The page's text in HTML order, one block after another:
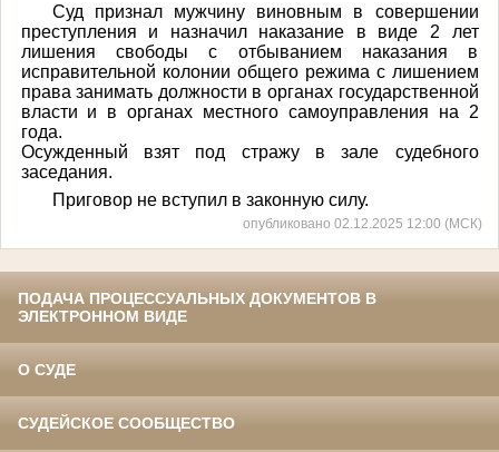
Суд признал мужчину виновным в совершении
преступления и назначил наказание в виде 2 лет
лишения свободы с отбыванием наказания в
исправительной колонии общего режима с лишением
права занимать должности в органах государственной
власти и в органах местного самоуправления на 2
года.
Осужденный взят под стражу в зале судебного
заседания.
Приговор не вступил в законную силу.
опубликовано 02.12.2025 12:00 (МСК)
ПОДАЧА ПРОЦЕССУАЛЬНЫХ ДОКУМЕНТОВ В
ЭЛЕКТРОННОМ ВИДЕ
О СУДЕ
СУДЕЙСКОЕ СООБЩЕСТВО